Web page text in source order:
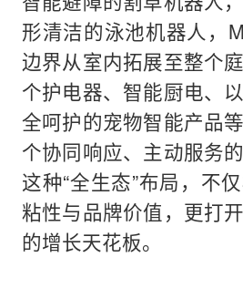
形清洁的泳池机器人，
边界从室内拓展至整个
个护电器、智能厨电、
全呵护的宠物智能产品
个协同响应、主动服务
这种“全生态”布局，不
粘性与品牌价值，更打
的增长天花板。